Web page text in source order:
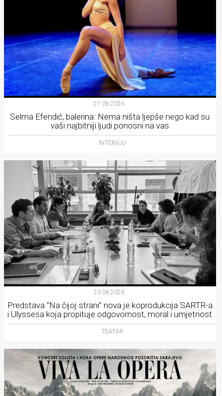
27.06.2026.
Selma Efendić, balerina: Nema ništa ljepše nego kad su
vaši najbitniji ljudi ponosni na vas
INTERVJU
23.06.2026.
Predstava “Na čijoj strani” nova je koprodukcija SARTR-a
i Ulyssesa koja propituje odgovornost, moral i umjetnost
TEATAR